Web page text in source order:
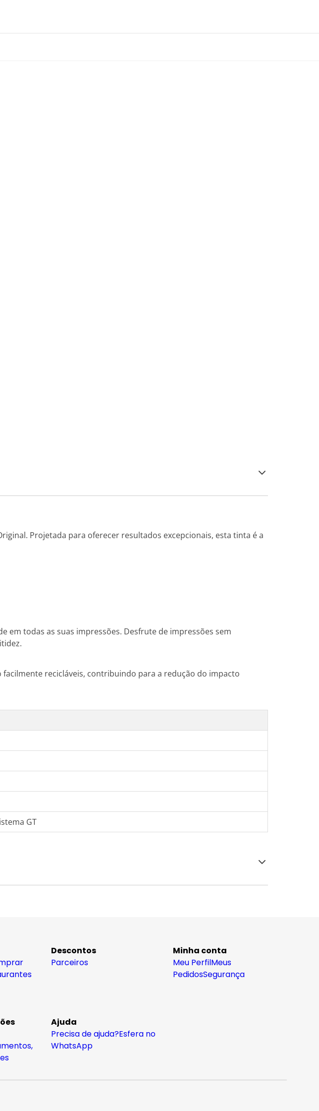
Projetada para oferecer resultados excepcionais, esta tinta é a
em todas as suas impressões. Desfrute de impressões sem
recicláveis, contribuindo para a redução do impacto
GT
Descontos
Parceiros
Minha conta
Meu PerfilMeus
PedidosSegurança
Ajuda
Precisa de ajuda?Esfera no
WhatsApp